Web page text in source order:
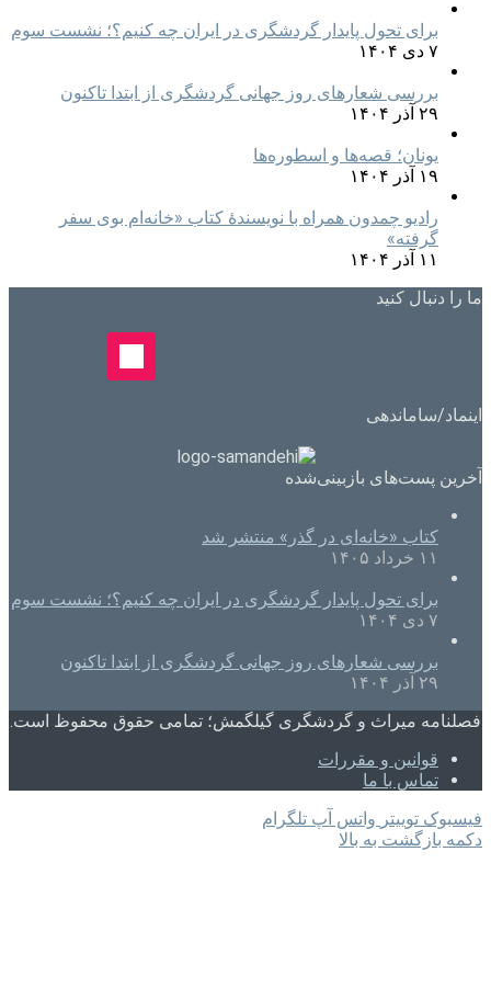
برای تحول پایدار گردشگری در ایران چه کنیم؟؛ نشست سوم
۷ دی ۱۴۰۴
بررسی شعارهای روز جهانی گردشگری از ابتدا تاکنون
۲۹ آذر ۱۴۰۴
یونان؛ قصه‌ها و اسطوره‌ها
۱۹ آذر ۱۴۰۴
رادیو چمدون همراه با نویسندهٔ کتاب «خانه‌ام بوی سفر
گرفته»
۱۱ آذر ۱۴۰۴
ما را دنبال کنید
اینماد/ساماندهی
آخرین پست‌های بازبینی‌شده
کتاب «خانه‌ای در گذر» منتشر شد
۱۱ خرداد ۱۴۰۵
برای تحول پایدار گردشگری در ایران چه کنیم؟؛ نشست سوم
۷ دی ۱۴۰۴
بررسی شعارهای روز جهانی گردشگری از ابتدا تاکنون
۲۹ آذر ۱۴۰۴
فصلنامه میراث و گردشگری گیلگمش؛ تمامی حقوق محفوظ است.
قوانین و مقررات
تماس با ما
فیسبوک توییتر واتس آپ تلگرام
دکمه بازگشت به بالا